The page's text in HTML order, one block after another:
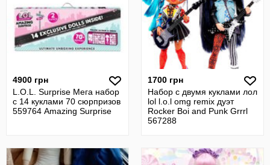
4900 грн
L.O.L. Surprise Мега набор
с 14 куклами 70 сюрпризов
559764 Amazing Surprise
1700 грн
Набор с двумя куклами лол
lol l.o.l omg remix дуэт
Rocker Boi and Punk Grrrl
567288